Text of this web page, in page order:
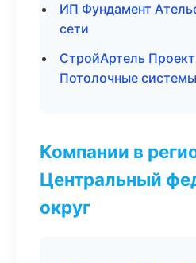
ИП Фундамент
сети
СтройАртель
Потолочные системы
Компании в
Центральный
округ